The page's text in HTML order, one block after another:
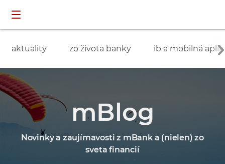
aktuality zo života banky ib a mobilná
mBlog
Novinky a zaujímavosti z mBank a (nielen) zo
sveta financií